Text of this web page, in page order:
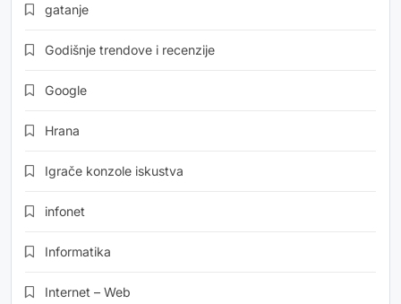
gatanje
Godišnje trendove i recenzije
Google
Hrana
Igrače konzole iskustva
infonet
Informatika
Internet – Web